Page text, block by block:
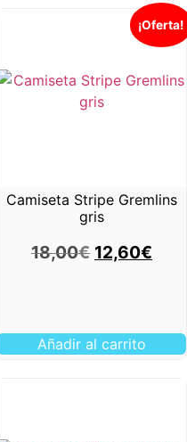
¡Oferta!
Camiseta Stripe Gremlins
gris
18,00€ 12,60€
Añadir al carrito